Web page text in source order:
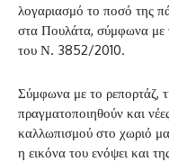
λογαριασμό το ποσό της
στα Πουλάτα, σύμφωνα με
του Ν. 3852/2010.
Σύμφωνα με το ρεπορτάζ,
πραγματοποιηθούν και
καλλωπισμού στο χωριό
η εικόνα του ενόψει και